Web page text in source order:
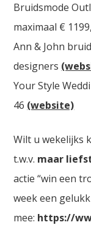
Bruidsmode
maximaal €
Ann & John
designers
Your Style
46 (website)
Wilt u wekelijks
t.w.v. maar
actie “win een
week een
mee: https://